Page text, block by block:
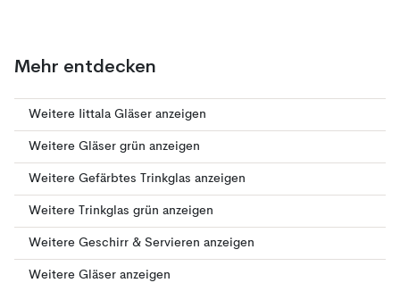
Mehr entdecken
Weitere Iittala Gläser anzeigen
Weitere Gläser grün anzeigen
Weitere Gefärbtes Trinkglas anzeigen
Weitere Trinkglas grün anzeigen
Weitere Geschirr & Servieren anzeigen
Weitere Gläser anzeigen